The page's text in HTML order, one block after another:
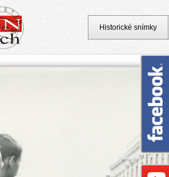
Historické snímky